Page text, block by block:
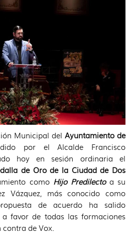
Municipal del Ayuntamiento de
por el Alcalde Francisco
hoy en sesión ordinaria el
de Oro de la Ciudad de Dos
como Hijo Predilectoa su
Vázquez, más conocido como
de acuerdo ha salido
favor de todas las formaciones
contra de Vox.